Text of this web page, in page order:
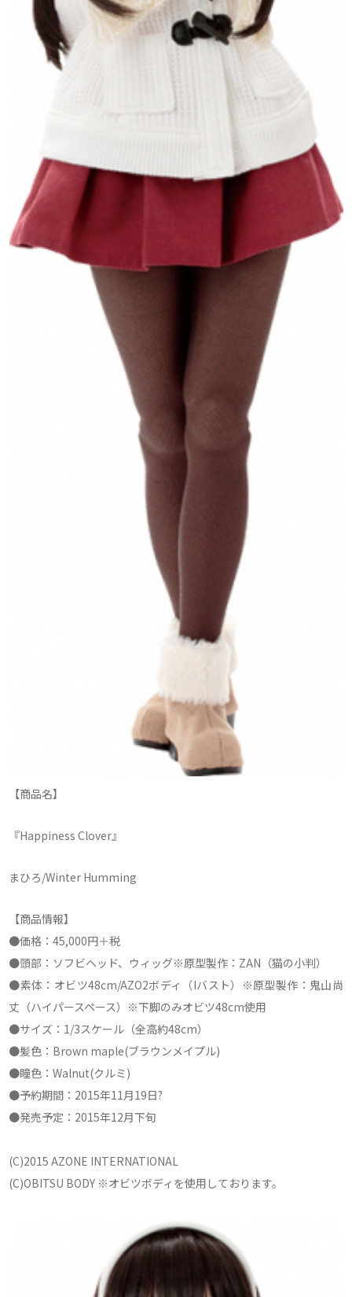
【商品名】
『Happiness Clover』
まひろ/Winter Humming
【商品情報】
●価格：45,000円＋税
●頭部：ソフビヘッド、ウィッグ※原型製作：ZAN（猫の小判）
●素体：オビツ48cm/AZO2ボディ（Iバスト）※原型製作：鬼山尚
丈（ハイパースペース）※下脚のみオビツ48cm使用
●サイズ：1/3スケール（全高約48cm）
●髪色：Brown maple(ブラウンメイプル)
●瞳色：Walnut(クルミ)
●予約期間：2015年11月19日?
●発売予定：2015年12月下旬
(C)2015 AZONE INTERNATIONAL
(C)OBITSU BODY ※オビツボディを使用しております。